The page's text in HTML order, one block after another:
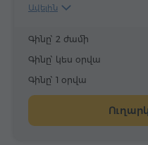
Ավելին
Գինը՝ 2 ժամի
Գինը՝ կես օրվա
Գինը՝ 1 օրվա